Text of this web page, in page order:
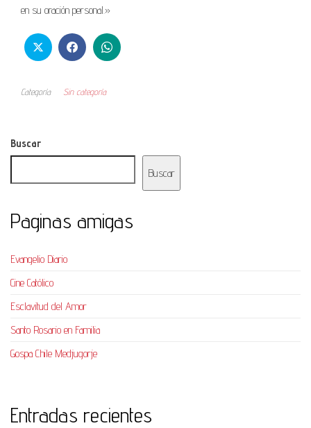
en su oración personal.»
Categoría Sin categoría
Buscar
Buscar
Paginas amigas
Evangelio Diario
Cine Católico
Esclavitud del Amor
Santo Rosario en Familia
Gospa Chile Medjugorje
Entradas recientes